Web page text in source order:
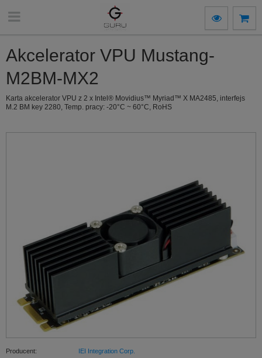
Akcelerator VPU Mustang-
M2BM-MX2
Karta akcelerator VPU z 2 x Intel® Movidius™ Myriad™ X MA2485, interfejs
M.2 BM key 2280, Temp. pracy: -20°C ~ 60°C, RoHS
Producent:
IEI Integration Corp.